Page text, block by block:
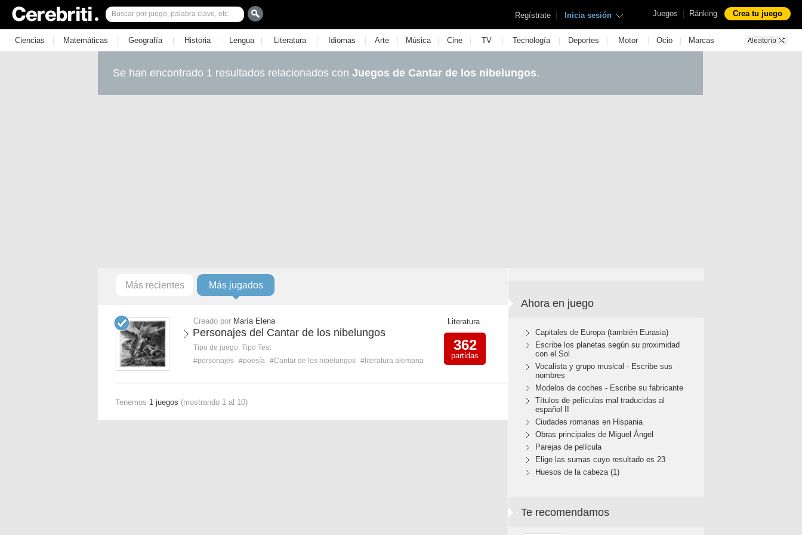
Juegos | Ránking Crea tu juego
Regístrate | Inicia sesión
Ciencias | Matemáticas | Geografía | Historia | Lengua | Literatura | Idiomas | Arte | Música | Cine | TV | Tecnología | Deportes | Motor | Ocio | Marcas
Se han encontrado 1 resultados relacionados con Juegos de Cantar de los nibelungos.
Más recientes Más jugados
Creado por María Elena
Personajes del Cantar de los nibelungos
Tipo de juego: Tipo Test
#personajes #poesía #Cantar de los nibelungos #literatura alemana
Literatura
362
partidas
Tenemos 1 juegos (mostrando 1 al 10)
Ahora en juego
Capitales de Europa (también Eurasia)
Escribe los planetas según su proximidad
con el Sol
Vocalista y grupo musical - Escribe sus
nombres
Modelos de coches - Escribe su fabricante
Títulos de películas mal traducidas al
español II
Ciudades romanas en Hispania
Obras principales de Miguel Ángel
Parejas de película
Elige las sumas cuyo resultado es 23
Huesos de la cabeza (1)
Te recomendamos